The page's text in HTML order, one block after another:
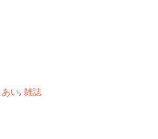
い, 雑誌